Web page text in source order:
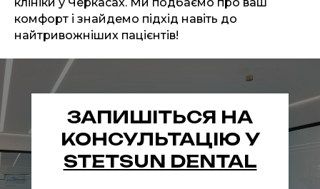
комфорт і знайдемо підхід навіть до
найтривожніших пацієнтів!
ЗАПИШІТЬСЯ НА
КОНСУЛЬТАЦІЮ У
STETSUN DENTAL